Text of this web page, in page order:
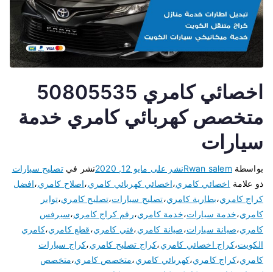
اخصائي كامري 50805535
متخصص كهربائي كامري خدمة
سيارات
بواسطة Rwan salemنشر على مايو 12, 2020 نشر فيتصليح سيارات
ذو علامة اخصائي كامري،اخصائي كهربائي كامري،اصلاح كامري،افضل
كراج كامري،بطارية كامري،تصليح سيارات،تصليح كامري،تواير
كامري،خدمة سيارات،خدمة كامري،رقم كراج كامري،سيرفس
كامري،صيانة سيارات،صيانة كامري،فني كامري،قطع كامري،كامري
الكويت،كراج اخصائي كامري،كراج تصليح كامري،كراج سيارات
كامري،كراج كامري،كهربائي كامري،متخصص كامري،متخصص